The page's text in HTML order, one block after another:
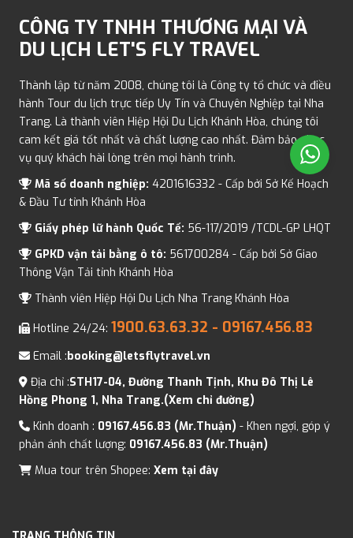
CÔNG TY TNHH THƯƠNG MẠI VÀ
DU LỊCH LET'S FLY TRAVEL
Thành lập từ năm 2008, chúng tôi là Công ty tổ chức và điều
hành Tour du lịch trực tiếp Uy Tín và Chuyên Nghiệp tại Nha
Trang. Là thành viên Hiệp Hội Du Lịch Khánh Hòa, chúng tôi
cam kết giá tốt nhất và chất lượng cao nhất. Đảm bảo phục
vụ quý khách hài lòng trên mọi hành trình.
Mã số doanh nghiệp: 4201616332 - Cấp bởi Sở Kế Hoạch
& Đầu Tư tỉnh Khánh Hòa
Giấy phép lữ hành Quốc Tế: 56-117/2019 /TCDL-GP LHQT
GPKD vận tải bằng ô tô: 561700284 - Cấp bởi Sở Giao
Thông Vận Tải tỉnh Khánh Hòa
Thành viên Hiệp Hội Du Lịch Nha Trang Khánh Hòa
Hotline 24/24: 1900.63.63.32 - 09167.456.83
Email :booking@letsflytravel.vn
Địa chỉ :STH17-04, Đường Thanh Tịnh, Khu Đô Thị Lê
Hồng Phong 1, Nha Trang.(Xem chỉ đường)
Kinh doanh : 09167.456.83 (Mr.Thuận) - Khen ngợi, góp ý
phản ánh chất lượng: 09167.456.83 (Mr.Thuận)
Mua tour trên Shopee: Xem tại đây